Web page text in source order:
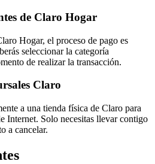
de Claro Hogar
Hogar, el proceso de pago es
seleccionar la categoría
de realizar la transacción.
Claro
a una tienda física de Claro para
Internet. Solo necesitas llevar contigo
a cancelar.